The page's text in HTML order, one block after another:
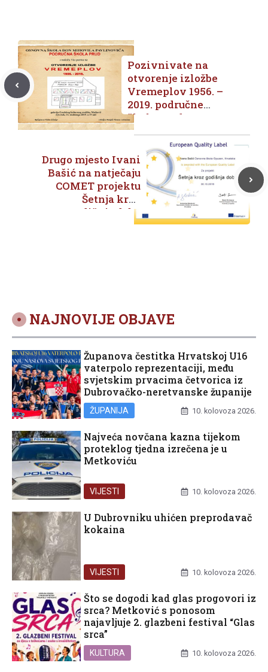
Pozivnivate na
otvorenje izložbe
Vremeplov 1956. –
2019. područne
škole Prud
Drugo mjesto Ivani
Bašić na natječaju
COMET projektu
Šetnja kroz
godišnja doba
NAJNOVIJE OBJAVE
Županova čestitka Hrvatskoj U16
vaterpolo reprezentaciji, među
svjetskim prvacima četvorica iz
Dubrovačko-neretvanske županije
ŽUPANIJA 10. kolovoza 2026.
Najveća novčana kazna tijekom
proteklog tjedna izrečena je u
Metkoviću
VIJESTI 10. kolovoza 2026.
U Dubrovniku uhićen preprodavač
kokaina
VIJESTI 10. kolovoza 2026.
Što se dogodi kad glas progovori iz
srca? Metković s ponosom
najavljuje 2. glazbeni festival “Glas
srca”
KULTURA 10. kolovoza 2026.